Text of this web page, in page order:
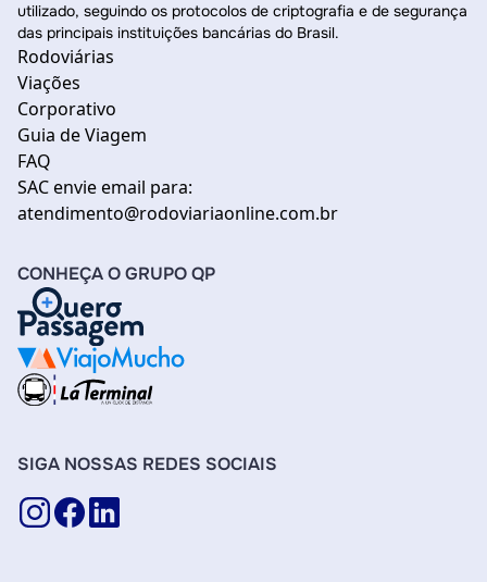
utilizado, seguindo os protocolos de criptografia e de segurança
das principais instituições bancárias do Brasil.
Rodoviárias
Viações
Corporativo
Guia de Viagem
FAQ
SAC envie email para:
atendimento@rodoviariaonline.com.br
CONHEÇA O GRUPO QP
SIGA NOSSAS REDES SOCIAIS